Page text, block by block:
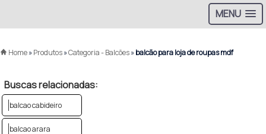
MENU
Home»Produtos»Categoria - Balcões»balcão para loja de roupas mdf
Buscas relacionadas:
balcao cabideiro
balcao arara